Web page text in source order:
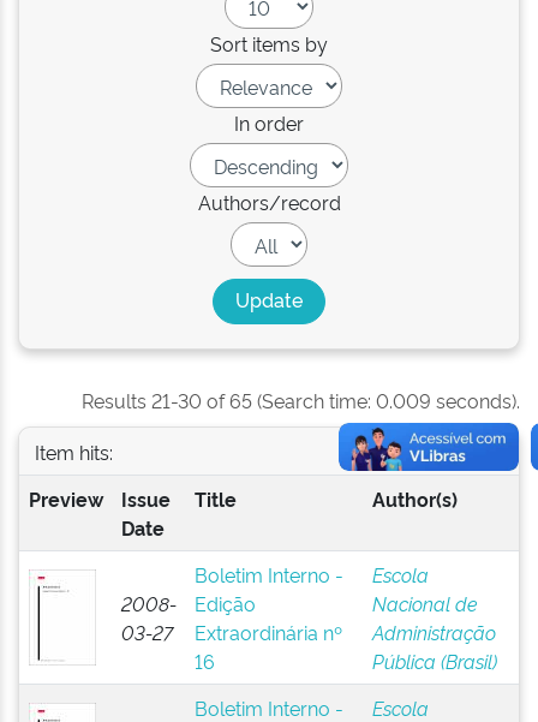
Sort items by
In order
Authors/record
Results 21-30 of 65 (Search time: 0.009 seconds).
Item hits:
Preview
Issue
Date
Title Author(s)
2008-
03-27
Boletim Interno -
Edição
Extraordinária nº
16
Escola
Nacional de
Administração
Pública (Brasil)
Boletim Interno -
Escola